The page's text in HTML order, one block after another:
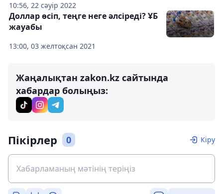
10:56, 22 сәуір 2022
13:00, 03 желтоқсан 2021
Доллар өсіп, теңге неге әлсіреді? ҰБ
жауабы
Жаңалықтан zakon.kz сайтында
хабардар болыңыз:
Пікірлер 0 Кіру